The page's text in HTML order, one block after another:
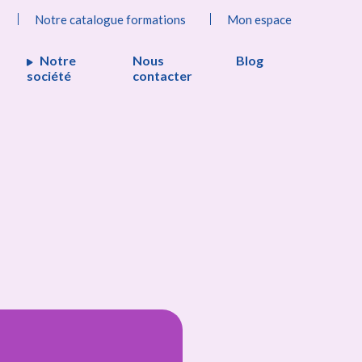
Notre catalogue formations Mon espace
Notre
société
Nous
contacter
Blog